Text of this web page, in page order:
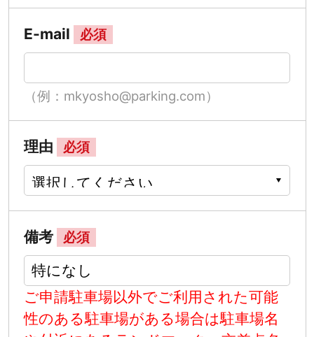
E-mail 必須
（例：mkyosho@parking.com）
理由 必須
備考 必須
ご申請駐車場以外でご利用された可能
性のある駐車場がある場合は駐車場名